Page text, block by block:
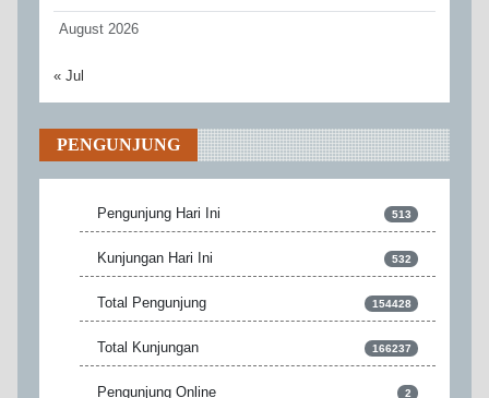
August 2026
« Jul
PENGUNJUNG
Pengunjung Hari Ini 513
Kunjungan Hari Ini 532
Total Pengunjung 154428
Total Kunjungan 166237
Pengunjung Online 2